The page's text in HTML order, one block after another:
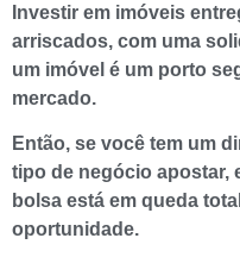
Investir em imóveis
arriscados, com uma
um imóvel é um porto
mercado.
Então, se você tem um
tipo de negócio apostar,
bolsa está em queda
oportunidade.